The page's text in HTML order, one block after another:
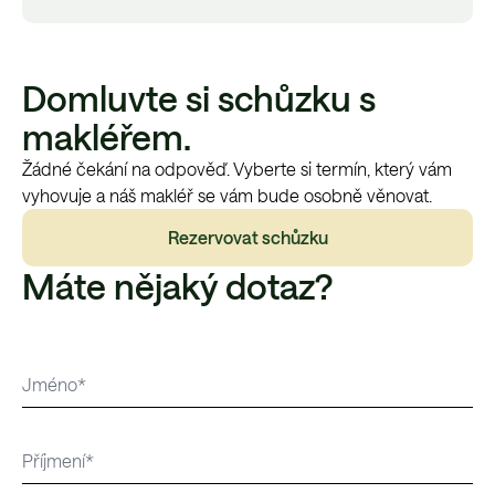
Domluvte si schůzku s
makléřem.
Žádné čekání na odpověď. Vyberte si termín, který vám
vyhovuje a náš makléř se vám bude osobně věnovat.
Rezervovat schůzku
Máte nějaký dotaz?